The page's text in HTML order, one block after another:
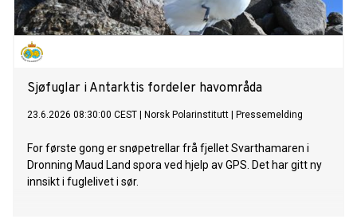
Sjøfuglar i Antarktis fordeler havområda
23.6.2026 08:30:00 CEST Norsk Polarinstitutt Pressemelding
For første gong er snøpetrellar frå fjellet Svarthamaren i
Dronning Maud Land spora ved hjelp av GPS. Det har gitt ny
innsikt i fuglelivet i sør.